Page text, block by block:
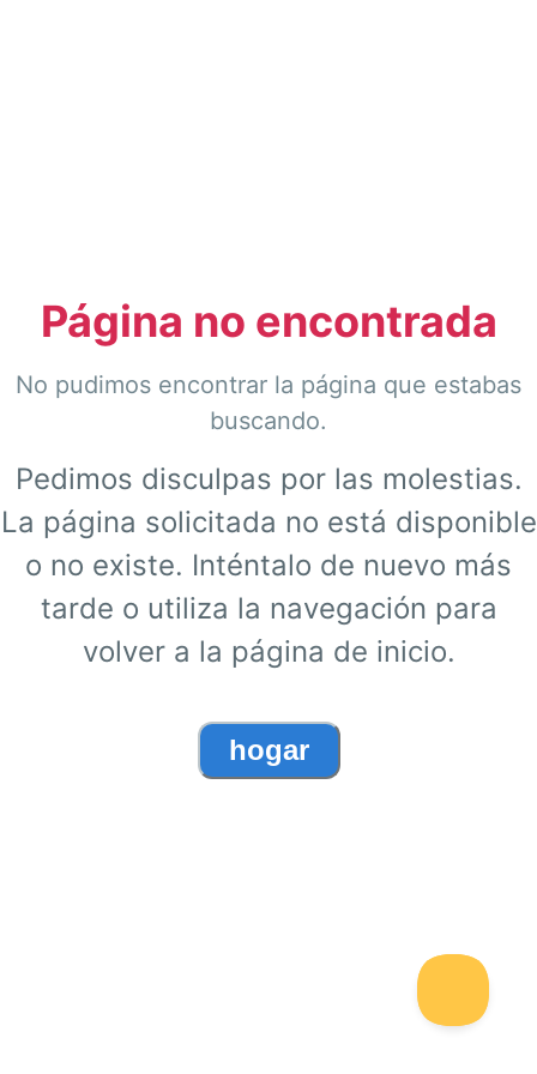
Página no encontrada
No pudimos encontrar la página que estabas
buscando.
Pedimos disculpas por las molestias.
La página solicitada no está disponible
o no existe. Inténtalo de nuevo más
tarde o utiliza la navegación para
volver a la página de inicio.
hogar